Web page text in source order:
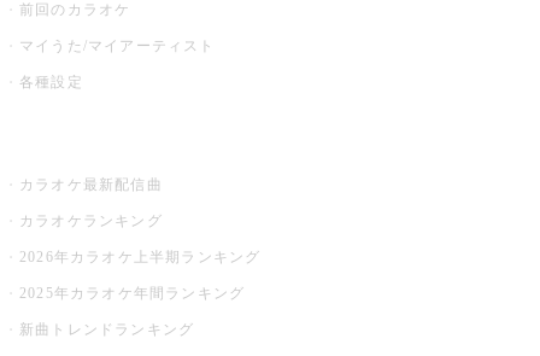
前回のカラオケ
マイうた/マイアーティスト
各種設定
カラオケ最新配信曲
カラオケランキング
2026年カラオケ上半期ランキング
2025年カラオケ年間ランキング
新曲トレンドランキング